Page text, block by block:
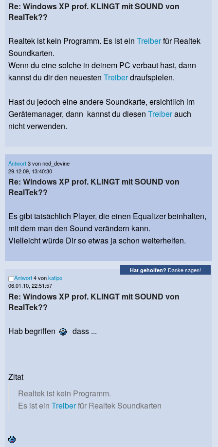
Re: Windows XP prof. KLINGT mit SOUND von
RealTek??
Realtek ist kein Programm. Es ist ein Treiberfür Realtek
Soundkarten.
Wenn du eine solche in deinem PC verbaut hast, dann
kannst du dir den neuesten Treiberdraufspielen.
Hast du jedoch eine andere Soundkarte, ersichtlich im
Gerätemanager, dann kannst du diesen Treiberauch
nicht verwenden.
Antwort3 von ned_devine
29.12.09, 13:40:30
Re: Windows XP prof. KLINGT mit SOUND von
RealTek??
Es gibt tatsächlich Player, die einen Equalizer beinhalten,
mit dem man den Sound verändern kann.
Vielleicht würde Dir so etwas ja schon weiterhelfen.
Hat geholfen? Danke sagen!
Antwort4 vonkatipo
06.01.10, 22:51:57
Re: Windows XP prof. KLINGT mit SOUND von
RealTek??
Hab begriffen dass ...
Zitat
Realtek ist kein Programm.
Es ist ein Treiberfür Realtek Soundkarten